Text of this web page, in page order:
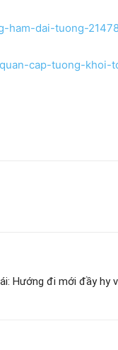
ham-dai-tuong-
cap-tuong-
Hướng đi mới đầy hy